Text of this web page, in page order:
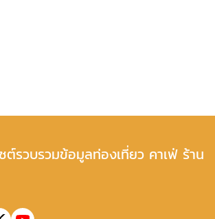
ต์รวบรวมข้อมูลท่องเที่ยว คาเฟ่ ร้าน